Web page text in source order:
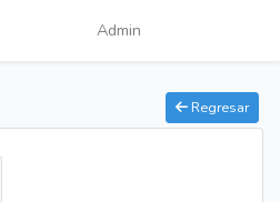
Admin
Regresar